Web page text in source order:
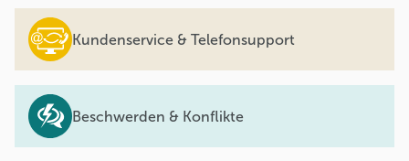
Kundenservice & Telefonsupport
Beschwerden & Konflikte